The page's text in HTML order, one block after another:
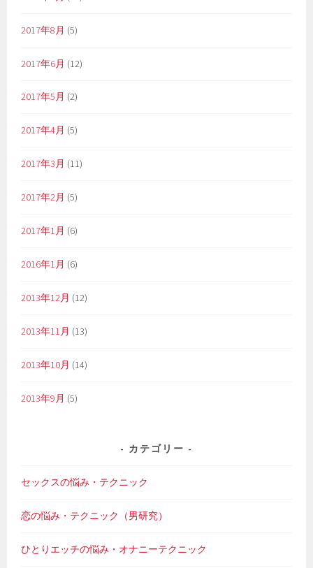
2017年8月 (5)
2017年6月 (12)
2017年5月 (2)
2017年4月 (5)
2017年3月 (11)
2017年2月 (5)
2017年1月 (6)
2016年1月 (6)
2013年12月 (12)
2013年11月 (13)
2013年10月 (14)
2013年9月 (5)
カテゴリー
セックスの悩み・テクニック
恋の悩み・テクニック（男研究）
ひとりエッチの悩み・オナニーテクニック